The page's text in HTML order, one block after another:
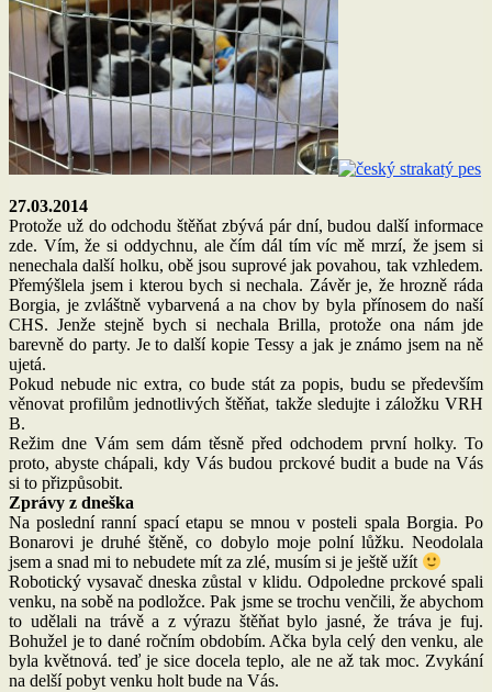
27.03.2014
Protože už do odchodu štěňat zbývá pár dní, budou další informace
zde. Vím, že si oddychnu, ale čím dál tím víc mě mrzí, že jsem si
nenechala další holku, obě jsou suprové jak povahou, tak vzhledem.
Přemýšlela jsem i kterou bych si nechala. Závěr je, že hrozně ráda
Borgia, je zvláštně vybarvená a na chov by byla přínosem do naší
CHS. Jenže stejně bych si nechala Brilla, protože ona nám jde
barevně do party. Je to další kopie Tessy a jak je známo jsem na ně
ujetá.
Pokud nebude nic extra, co bude stát za popis, budu se především
věnovat profilům jednotlivých štěňat, takže sledujte i záložku VRH
B.
Režim dne Vám sem dám těsně před odchodem první holky. To
proto, abyste chápali, kdy Vás budou prckové budit a bude na Vás
si to přizpůsobit.
Zprávy z dneška
Na poslední ranní spací etapu se mnou v posteli spala Borgia. Po
Bonarovi je druhé štěně, co dobylo moje polní lůžku. Neodolala
jsem a snad mi to nebudete mít za zlé, musím si je ještě užít
Robotický vysavač dneska zůstal v klidu. Odpoledne prckové spali
venku, na sobě na podložce. Pak jsme se trochu venčili, že abychom
to udělali na trávě a z výrazu štěňat bylo jasné, že tráva je fuj.
Bohužel je to dané ročním obdobím. Ačka byla celý den venku, ale
byla květnová. teď je sice docela teplo, ale ne až tak moc. Zvykání
na delší pobyt venku holt bude na Vás.